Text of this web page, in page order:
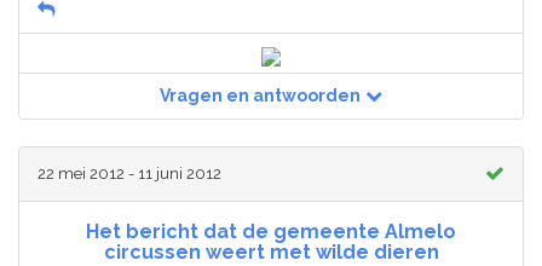
Vragen en antwoorden
22 mei 2012 - 11 juni 2012
Het bericht dat de gemeente Almelo
circussen weert met wilde dieren